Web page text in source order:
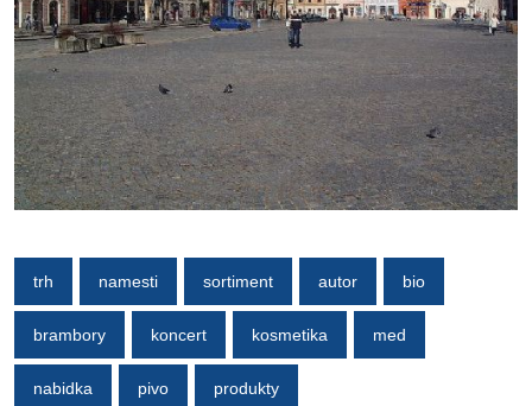
trh namesti sortiment autor bio
brambory koncert kosmetika med
nabidka pivo produkty